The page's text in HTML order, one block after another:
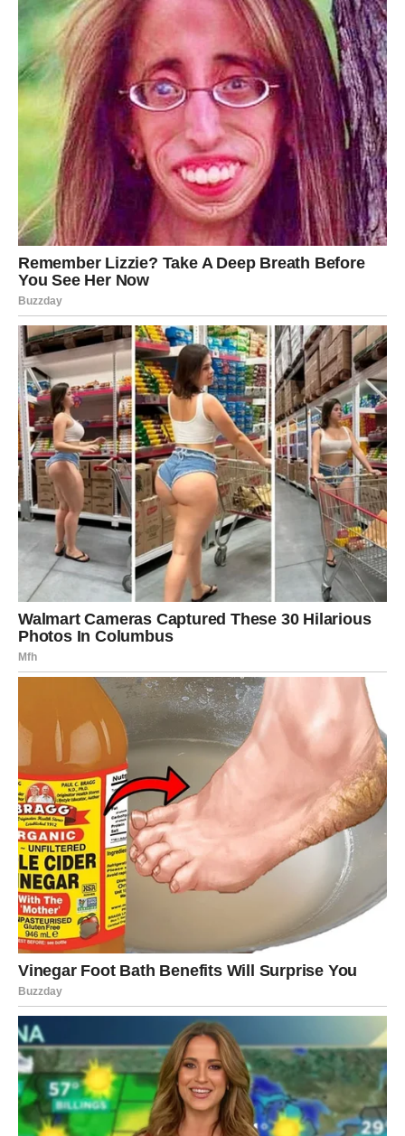
Ali potrebno je da vjerujete sebi više nego ikada prije jer
upravo sada počinje period koji bi mogao promijeniti cijeli
vaš život.